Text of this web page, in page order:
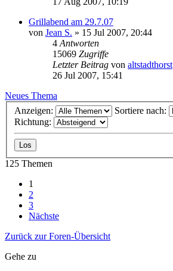
Grillabend am 29.7.07
von Jean S. » 15 Jul 2007, 20:44
4 Antworten
15069 Zugriffe
Letzter Beitrag von altstadthorst
26 Jul 2007, 15:41
Neues Thema
Anzeigen:
Sortiere nach:
Richtung:
125 Themen
1
2
3
Nächste
Zurück zur Foren-Übersicht
Gehe zu